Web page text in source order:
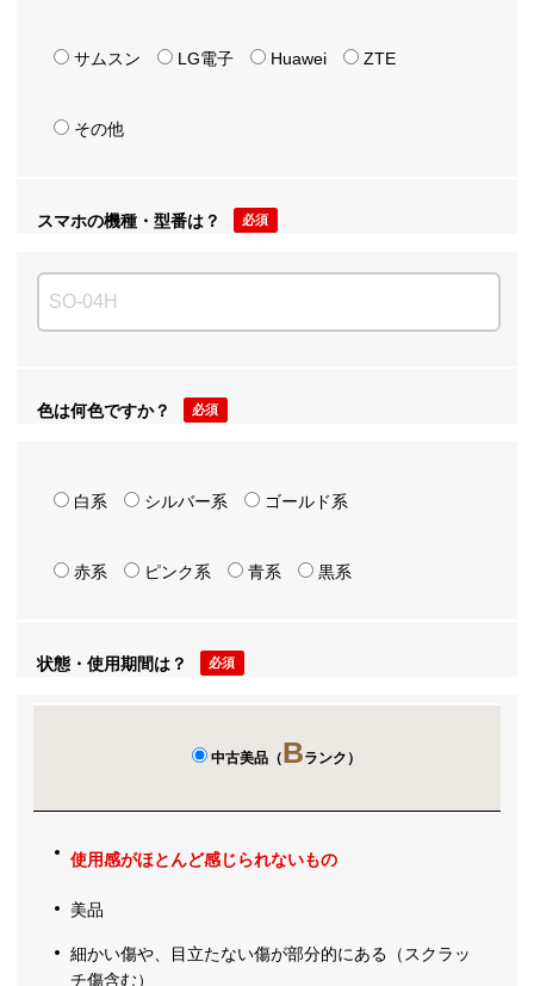
サムスン LG電子 Huawei ZTE
その他
スマホの機種・型番は？ 必須
色は何色ですか？ 必須
白系 シルバー系 ゴールド系
赤系 ピンク系 青系 黒系
状態・使用期間は？ 必須
中古美品（Bランク）
使用感がほとんど感じられないもの
美品
細かい傷や、目立たない傷が部分的にある（スクラッ
チ傷含む）